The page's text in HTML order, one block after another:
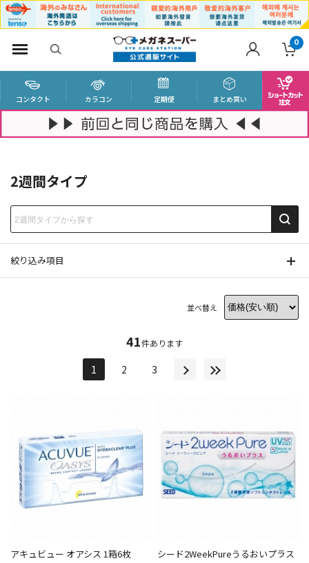
0
コンタクト カラコン 定期便 まとめ買い
2週間タイプ
絞り込み項目
並べ替え
41件あります
1 2 3
アキュビュー オアシス 1箱6枚
シード2WeekPureうるおいプラス